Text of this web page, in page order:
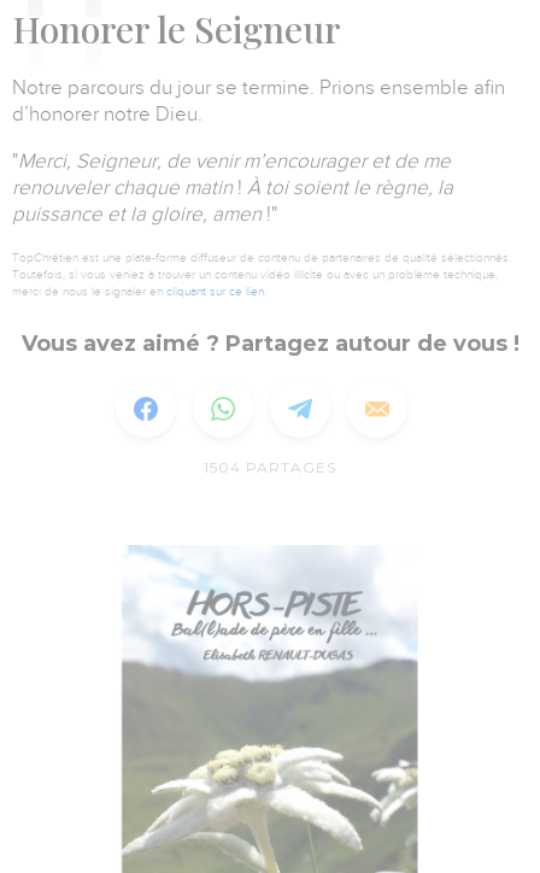
Honorer le Seigneur
Notre parcours du jour se termine. Prions ensemble afin
d’honorer notre Dieu.
"Merci, Seigneur, de venir m’encourager et de me
renouveler chaque matin ! À toi soient le règne, la
puissance et la gloire, amen !"
TopChrétien est une plate-forme diffuseur de contenu de partenaires de qualité sélectionnés.
Toutefois, si vous veniez à trouver un contenu vidéo illicite ou avec un problème technique,
merci de nous le signaler en cliquant sur ce lien.
Vous avez aimé ? Partagez autour de vous !
1504 PARTAGES